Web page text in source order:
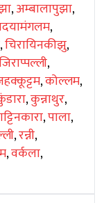
,अम्बालापुझा,
,
,चिरायिनकीझु,
,
,कोल्लम,
,कुन्नाथुर,
,पाला,
,रन्नी,
,वर्कला,